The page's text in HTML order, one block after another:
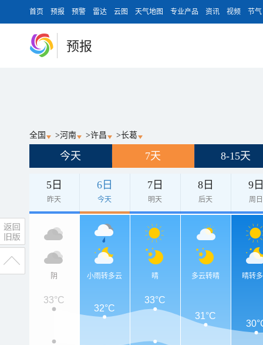
首页 预报 预警 雷达 云图 天气地图 专业产品 资讯 视频 节气
预报
全国 >河南 >许昌 >长葛
今天 7天 8-15天
5日
昨天
6日
今天
7日
明天
8日
后天
9
周日
阴 小雨转多云 晴 多云转晴 晴转
33°C
32°C
33°C
31°C